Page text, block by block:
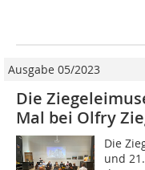
Ausgabe 05/2023
Die
Mal bei Olfry
Die
und